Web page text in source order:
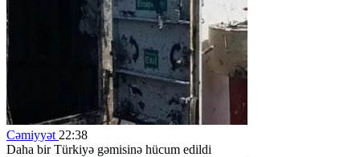
Cəmiyyət 22:38
Daha bir Türkiyə gəmisinə hücum edildi